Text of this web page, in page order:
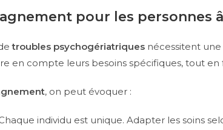
pour les personnes
troubles psychogériatriques nécessitent
en compte leurs besoins spécifiques, tout
, on peut évoquer :
individu est unique. Adapter les soins